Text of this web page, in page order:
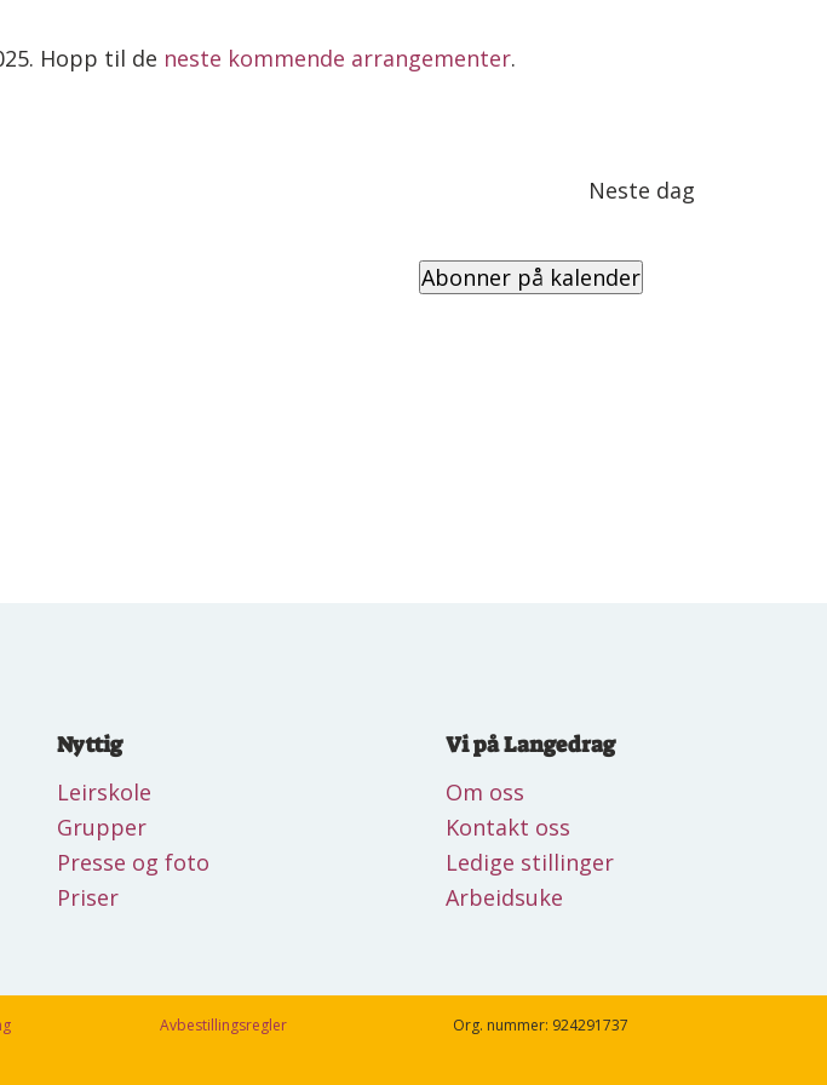
Merknad
Hopp til de neste kommende arrangementer.
Neste dag
Abonner på kalender
Nyttig
Leirskole
Grupper
Presse og foto
Priser
Vi på Langedrag
Om oss
Kontakt oss
Ledige stillinger
Arbeidsuke
Avbestillingsregler Org. nummer: 924291737